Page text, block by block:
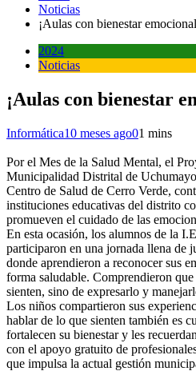
Noticias
¡Aulas con bienestar
2024
Noticias
¡Aulas con bienestar
Informática10 meses ago01 mins
Por el Mes de la Salud Mental, el
Municipalidad Distrital de
Centro de Salud de Cerro Verde,
instituciones educativas del distrito
promueven el cuidado de las
En esta ocasión, los alumnos de la
participaron en una jornada llena de
donde aprendieron a reconocer sus
forma saludable. Comprendieron
sienten, sino de expresarlo y
Los niños compartieron sus
hablar de lo que sienten también es
fortalecen su bienestar y les
con el apoyo gratuito de
que impulsa la actual gestión